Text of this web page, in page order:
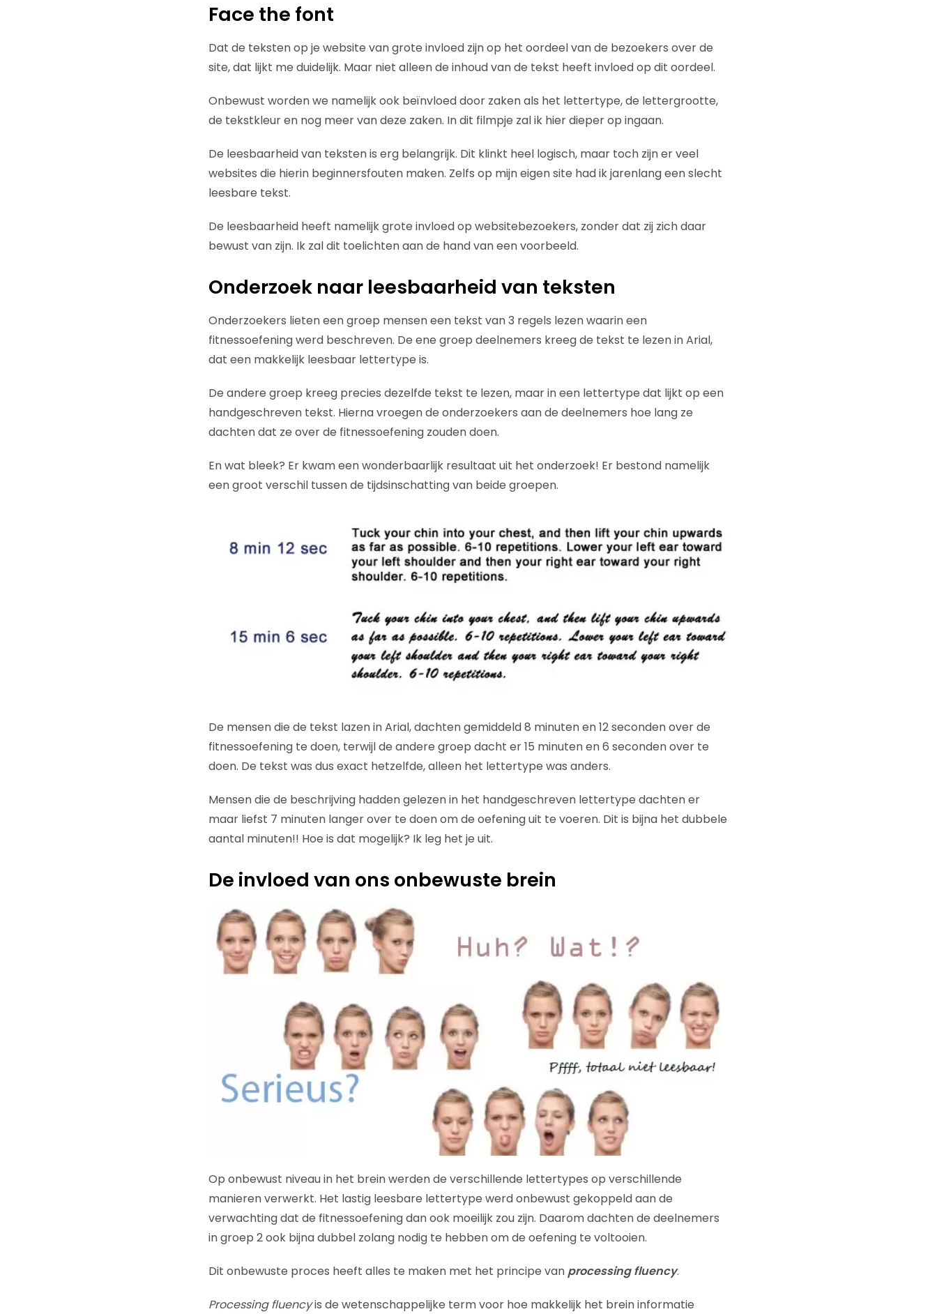
Face the font
Dat de teksten op je website van grote invloed zijn op het oordeel van de bezoekers over de
site, dat lijkt me duidelijk. Maar niet alleen de inhoud van de tekst heeft invloed op dit oordeel.
Onbewust worden we namelijk ook beïnvloed door zaken als het lettertype, de lettergrootte,
de tekstkleur en nog meer van deze zaken. In dit filmpje zal ik hier dieper op ingaan.
De leesbaarheid van teksten is erg belangrijk. Dit klinkt heel logisch, maar toch zijn er veel
websites die hierin beginnersfouten maken. Zelfs op mijn eigen site had ik jarenlang een slecht
leesbare tekst.
De leesbaarheid heeft namelijk grote invloed op websitebezoekers, zonder dat zij zich daar
bewust van zijn. Ik zal dit toelichten aan de hand van een voorbeeld.
Onderzoek naar leesbaarheid van teksten
Onderzoekers lieten een groep mensen een tekst van 3 regels lezen waarin een
fitnessoefening werd beschreven. De ene groep deelnemers kreeg de tekst te lezen in Arial,
dat een makkelijk leesbaar lettertype is.
De andere groep kreeg precies dezelfde tekst te lezen, maar in een lettertype dat lijkt op een
handgeschreven tekst. Hierna vroegen de onderzoekers aan de deelnemers hoe lang ze
dachten dat ze over de fitnessoefening zouden doen.
En wat bleek? Er kwam een wonderbaarlijk resultaat uit het onderzoek! Er bestond namelijk
een groot verschil tussen de tijdsinschatting van beide groepen.
De mensen die de tekst lazen in Arial, dachten gemiddeld 8 minuten en 12 seconden over de
fitnessoefening te doen, terwijl de andere groep dacht er 15 minuten en 6 seconden over te
doen. De tekst was dus exact hetzelfde, alleen het lettertype was anders.
Mensen die de beschrijving hadden gelezen in het handgeschreven lettertype dachten er
maar liefst 7 minuten langer over te doen om de oefening uit te voeren. Dit is bijna het dubbele
aantal minuten!! Hoe is dat mogelijk? Ik leg het je uit.
De invloed van ons onbewuste brein
Op onbewust niveau in het brein werden de verschillende lettertypes op verschillende
manieren verwerkt. Het lastig leesbare lettertype werd onbewust gekoppeld aan de
verwachting dat de fitnessoefening dan ook moeilijk zou zijn. Daarom dachten de deelnemers
in groep 2 ook bijna dubbel zolang nodig te hebben om de oefening te voltooien.
Dit onbewuste proces heeft alles te maken met het principe van processing fluency.
Processing fluencyis de wetenschappelijke term voor hoe makkelijk het brein informatie